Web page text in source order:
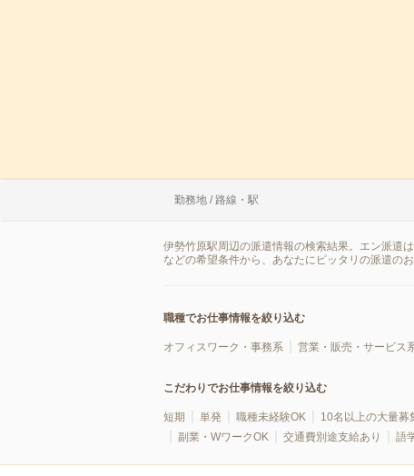
勤務地 / 路線・駅
伊勢竹原駅周辺の派遣情報の検索結果。エン派遣
などの希望条件から、あなたにピッタリの派遣のお
職種でお仕事情報を絞り込む
オフィスワーク・事務系 営業・販売・サービス
こだわりでお仕事情報を絞り込む
短期 単発 職種未経験OK 10名以上の大量募
副業・WワークOK
交通費別途支給あり 語